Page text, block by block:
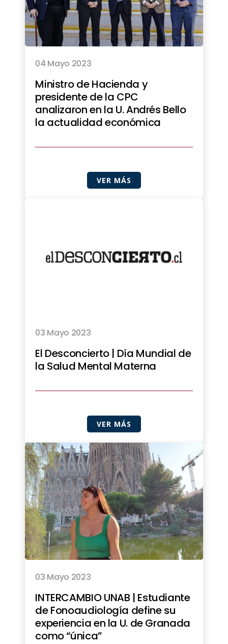
04 Mayo 2023
Ministro de Hacienda y
presidente de la CPC
analizaron en la U. Andrés Bello
la actualidad económica
VER MÁS
03 Mayo 2023
El Desconcierto | Día Mundial de
la Salud Mental Materna
VER MÁS
03 Mayo 2023
INTERCAMBIO UNAB | Estudiante
de Fonoaudiología define su
experiencia en la U. de Granada
como “única”